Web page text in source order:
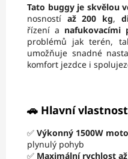
Tato buggy je skvělou
nosností až 200 kg,
řízení a nafukovacími
problémů jak terén,
umožňuje snadné
komfort jezdce i
🚗 Hlavní
✅ Výkonný 1500W
plynulý pohyb
✅ Maximální rychlost